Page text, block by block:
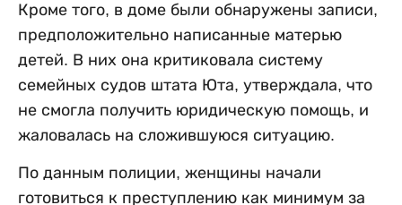
Кроме того, в доме были обнаружены записи,
предположительно написанные матерью
детей. В них она критиковала систему
семейных судов штата Юта, утверждала, что
не смогла получить юридическую помощь, и
жаловалась на сложившуюся ситуацию.
По данным полиции, женщины начали
готовиться к преступлению как минимум за